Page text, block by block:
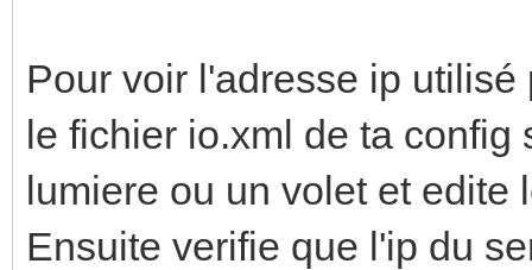
Pour voir l'adresse ip
le fichier io.xml de ta config
lumiere ou un volet et edite
Ensuite verifie que l'ip du